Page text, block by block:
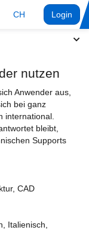
CH Login
nutzen
Anwender aus,
bei ganz
international.
bleibt,
Supports
CAD
Italienisch,